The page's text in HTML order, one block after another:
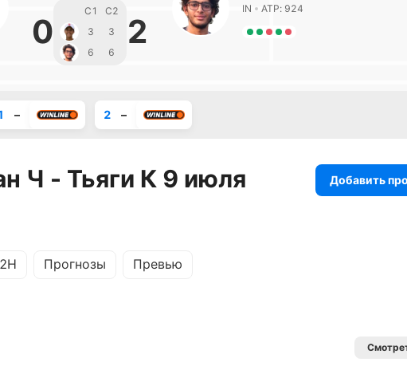
0
С1
С2
3
3
6
6
2
IN ATP: 924
– 2 –
Ч - Тьяги К 9 июля
Добавить
Прогнозы Превью